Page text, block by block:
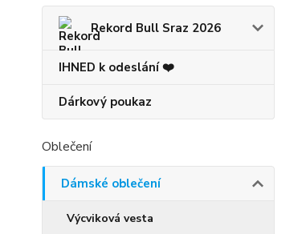
Rekord Bull Sraz 2026
IHNED k odeslání ❤️
Dárkový poukaz
Oblečení
Dámské oblečení
Výcviková vesta